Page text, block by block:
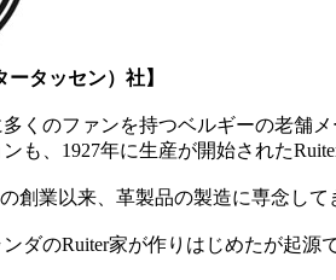
ータッセン）社】
くのファンを持つベルギーの老舗メ
も、1927年に生産が開始された
の創業以来、革製品の製造に専念し
ダのRuiter家が作りはじめたが起源